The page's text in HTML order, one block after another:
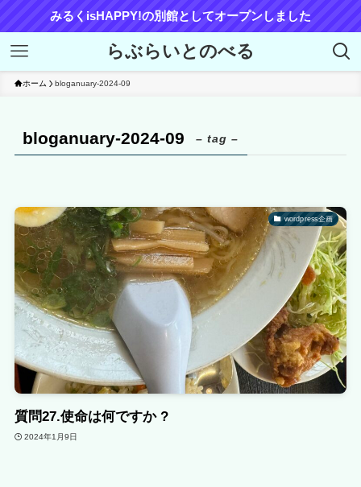
みるくisHAPPY!の別館としてオープンしました
らぶらいとのべる
ホーム bloganuary-2024-09
bloganuary-2024-09 – tag –
wordpress企画
質問27.使命は何ですか ?
2024年1月9日